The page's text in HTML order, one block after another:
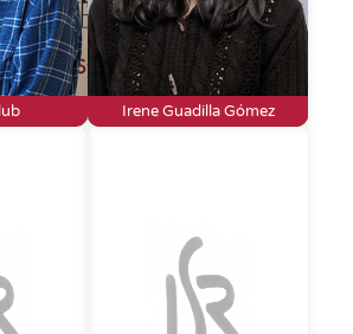
Irene Guadilla Gómez